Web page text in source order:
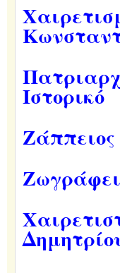
Ιστορικό
Ζάππειος